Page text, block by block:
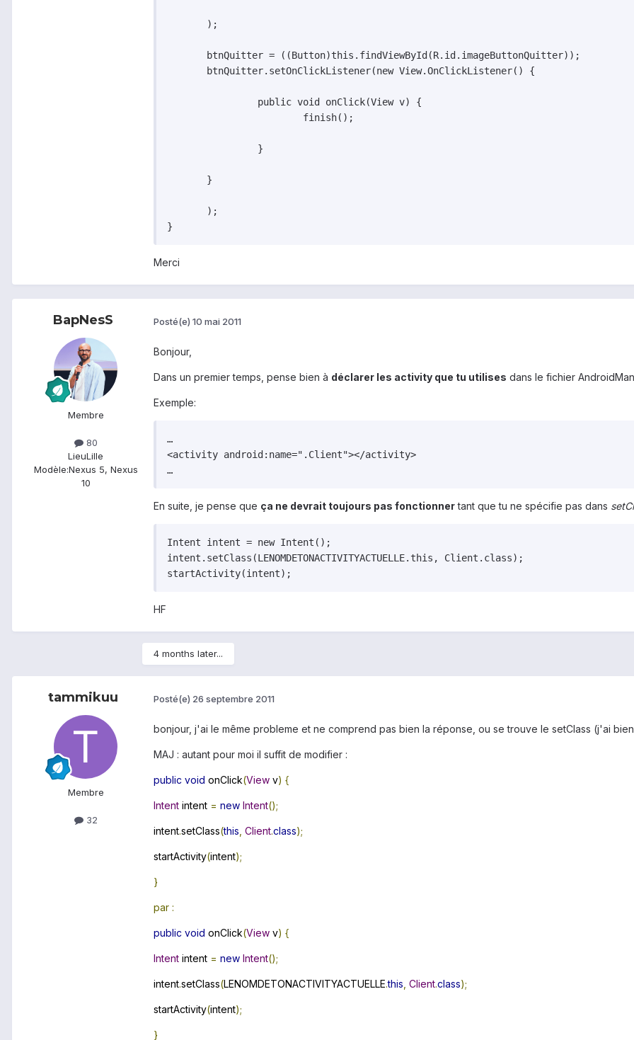
       );
       btnQuitter = ((Button)this.findViewById(R.id.imageButtonQuitter));
       btnQuitter.setOnClickListener(new View.OnClickListener() {
       }
       );
Merci
BapNesS
Membre
80
LieuLille
Modèle:Nexus 5, Nexus
10
Posté(e) 10 mai 2011
Bonjour,
Dans un premier temps, pense bien à déclarer les activity que tu utilises dans le fichier
Exemple:
…
<activity android:name=".Client"></activity>
…
En suite, je pense que ça ne devrait toujours pas fonctionnertant que tu ne spécifie pas dans
Intent intent = new Intent();
intent.setClass(LENOMDETONACTIVITYACTUELLE.this, Client.class);
startActivity(intent);
HF
4 months later...
tammikuu
Membre
32
Posté(e) 26 septembre 2011
bonjour, j'ai le même probleme et ne comprend pas bien la réponse, ou se trouve le setClass (j'ai
MAJ : autant pour moi il suffit de modifier :
public void onClick(View v) {
Intent intent = new Intent();
intent.setClass(this Client.class);
startActivity(intent);
}
par :
public void onClick(View v) {
Intent intent = new Intent();
intent.setClass(LENOMDETONACTIVITYACTUELLE.this Client.class);
startActivity(intent);
}